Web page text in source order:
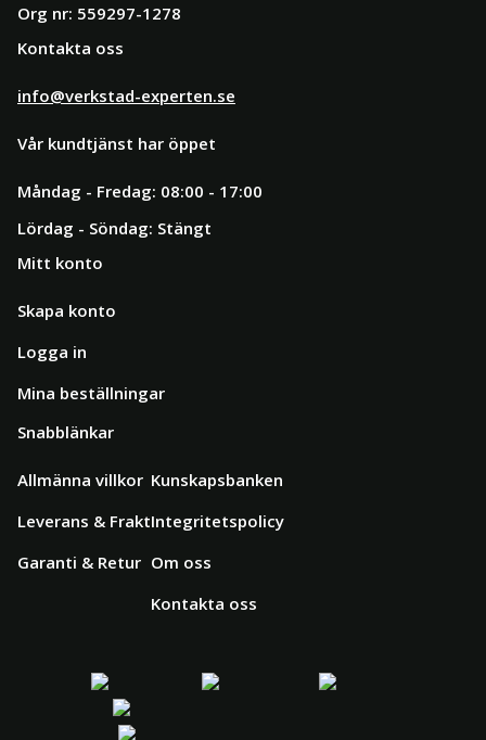
Org nr: 559297-1278
Kontakta oss
info@verkstad-experten.se
Vår kundtjänst har öppet
Måndag - Fredag: 08:00 - 17:00
Lördag - Söndag: Stängt
Mitt konto
Skapa konto
Logga in
Mina beställningar
Snabblänkar
Allmänna villkor
Leverans & Frakt
Garanti & Retur
Kunskapsbanken
Integritetspolicy
Om oss
Kontakta oss